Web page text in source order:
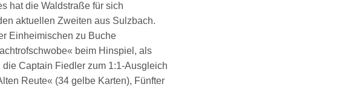
hat die Waldstraße für sich
aktuellen Zweiten aus Sulzbach.
Einheimischen zu Buche
beim Hinspiel, als
Captain Fiedler zum 1:1-Ausgleich
Reute« (34 gelbe Karten), Fünfter